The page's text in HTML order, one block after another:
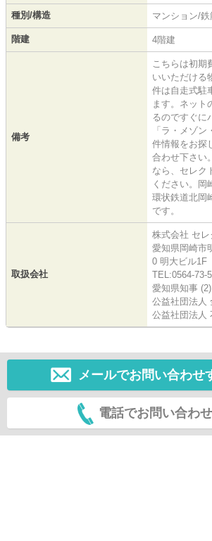
種別/構造 マンション/鉄
階建 4階建
備考
こちらは初期
いいただける
件は自走式駐
ます。ネット
るのですぐに
「ラ・メゾ
件情報をお探
合わせ下さい
なら、セレク
ください。岡
環状鉄道北岡
です。
取扱会社
株式会社 セレ
愛知県岡崎市
0 明大ビル1F
TEL:0564-73-
愛知県知事
公益社団法人
公益社団法人
メールでお問い合わせ
電話でお問い合わ